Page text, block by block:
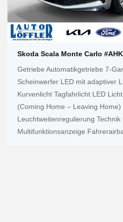
Skoda Scala Monte Carlo
Getriebe Automatikgetriebe 7-
Scheinwerfer LED mit adaptiver
Kurvenlicht Tagfahrlicht LED
(Coming Home – Leaving
Leuchtweitenregulierung
Multifunktionsanzeige